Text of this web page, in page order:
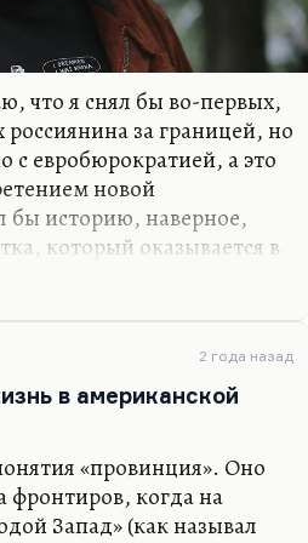
что я снял бы во-первых,
за границей, но
с евробюрократией, а это
новой
бы историю, наверное,
который оказывается в
я, наверное, снял бы
в современной
кино. Понимаете, всех
гендерной
по-моему, совсем
проблема как
секс и отношения.
2 года назад
в американской
«провинция». Оно
фронтиров, когда на
Запад» (как называл